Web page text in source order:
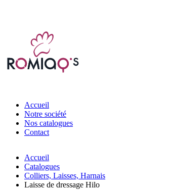
Accueil
Notre société
Nos catalogues
Contact
Accueil
Catalogues
Colliers, Laisses, Harnais
Laisse de dressage Hilo